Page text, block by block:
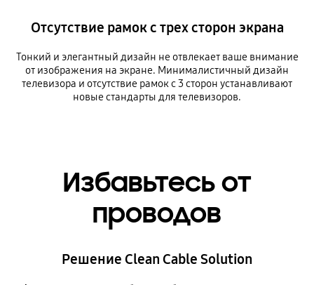
Отсутствие рамок с трех сторон экрана
Тонкий и элегантный дизайн не отвлекает ваше внимание
от изображения на экране. Минималистичный дизайн
телевизора и отсутствие рамок с 3 сторон устанавливают
новые стандарты для телевизоров.
Избавьтесь от
проводов
Решение Clean Cable Solution